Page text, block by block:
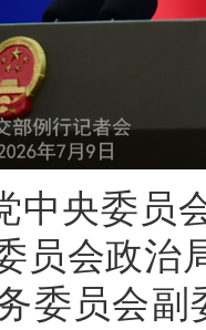
中央委员
员会政治
委员会